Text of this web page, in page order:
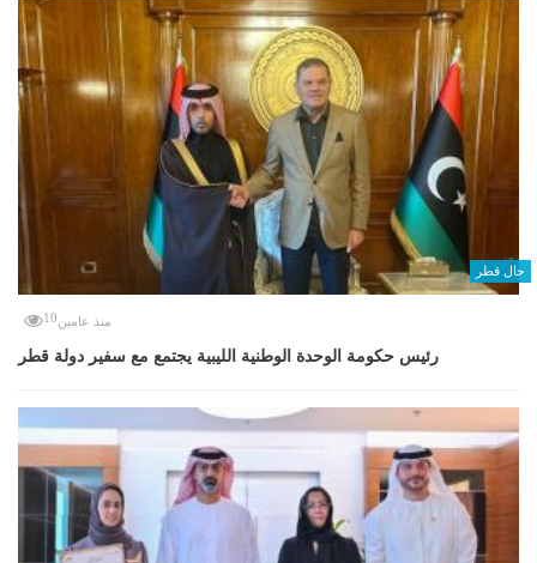
حال قطر
منذ عامين10
رئيس حكومة الوحدة الوطنية الليبية يجتمع مع سفير دولة قطر